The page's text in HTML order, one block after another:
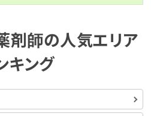
剤師の人気エリア
キング